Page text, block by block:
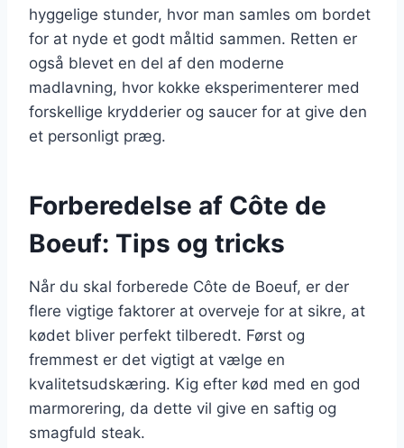
hyggelige stunder, hvor man samles om bordet
for at nyde et godt måltid sammen. Retten er
også blevet en del af den moderne
madlavning, hvor kokke eksperimenterer med
forskellige krydderier og saucer for at give den
et personligt præg.
Forberedelse af Côte de
Boeuf: Tips og tricks
Når du skal forberede Côte de Boeuf, er der
flere vigtige faktorer at overveje for at sikre, at
kødet bliver perfekt tilberedt. Først og
fremmest er det vigtigt at vælge en
kvalitetsudskæring. Kig efter kød med en god
marmorering, da dette vil give en saftig og
smagfuld steak.